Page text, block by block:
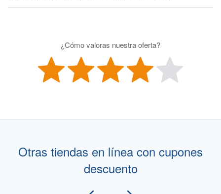
¿Cómo valoras nuestra oferta?
Otras tiendas en línea con cupones
descuento